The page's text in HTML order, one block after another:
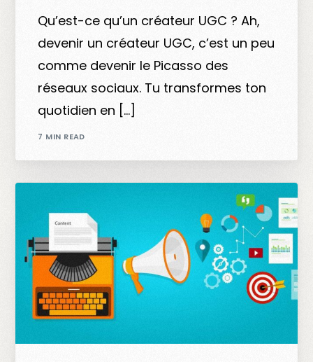
Qu’est-ce qu’un créateur UGC ? Ah,
devenir un créateur UGC, c’est un peu
comme devenir le Picasso des
réseaux sociaux. Tu transformes ton
quotidien en […]
7 MIN READ